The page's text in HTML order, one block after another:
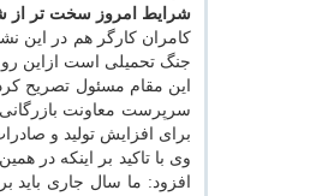
شرایط امروز سخت تر از
کامران کارگر هم در این
جنگ تحمیلی است ازاین رو
این مقام مسئول تصریح
سرپرست معاونت بازرگانی
برای افزایش تولید و
وی با تاکید بر اینکه در
افزود: ما سال جاری باید